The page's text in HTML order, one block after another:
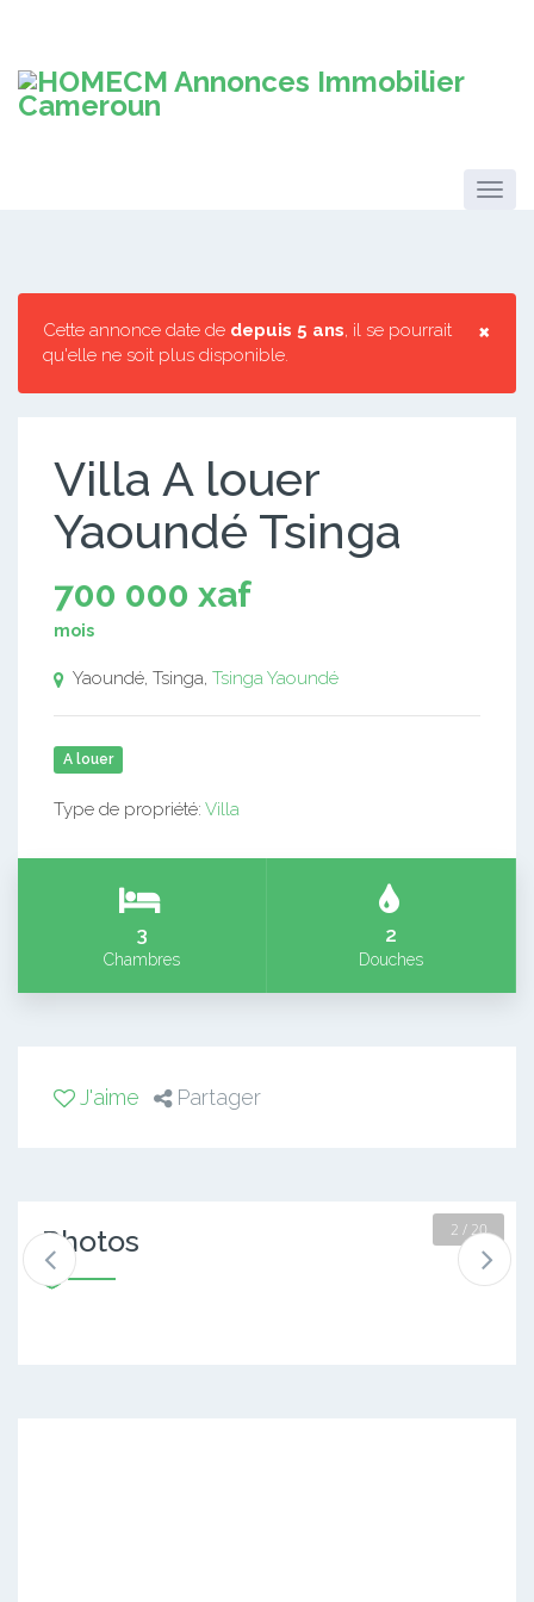
×
Cette annonce date de depuis 5 ans, il se pourrait
qu'elle ne soit plus disponible.
Villa A louer
Yaoundé Tsinga
700 000 xaf
mois
Yaoundé, Tsinga, TsingaYaoundé
A louer
Type de propriété: Villa
3
Chambres
2
Douches
J'aime Partager
Photos 2 / 20